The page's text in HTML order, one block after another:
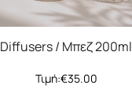
Diffusers / Μπεζ 200ml
Τιμή:€35.00